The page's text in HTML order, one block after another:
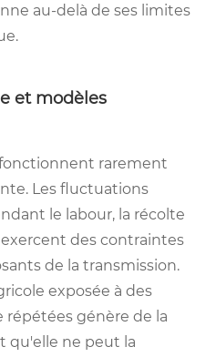
au-delà de ses limites
et modèles
rarement
Les fluctuations
le labour, la récolte
des contraintes
de la transmission.
exposée à des
génère de la
qu'elle ne peut la